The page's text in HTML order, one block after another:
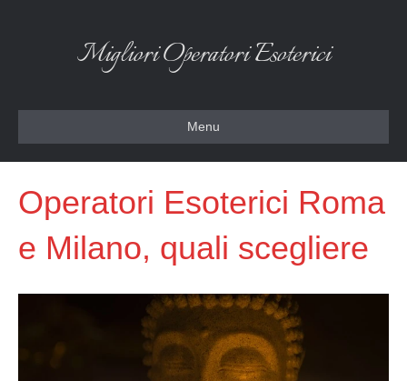
Migliori Operatori Esoterici
Menu
Operatori Esoterici Roma
e Milano, quali scegliere